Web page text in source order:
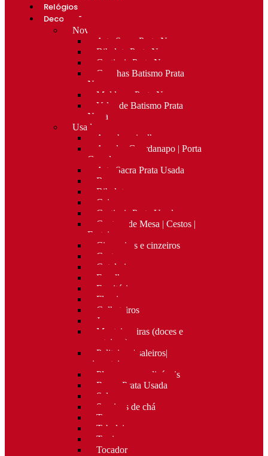
Relógios
Decoração
Novo
Arte Sacra Prata Nova
Bibelots Prata Nova
Castiçais Prata Nova
Conchas Batismo Prata
Nova
Molduras Prata Nova
Velas de Batismo Prata
Nova
Usado
Apanha migalhas
Argolas Guardanapo | Porta
Guardanapos
Arte Sacra Prata Usada
Bar
Bibelots
Caixas
Castiçais Prata Usada
Centros de Mesa | Cestos |
Fruteiras
Cigarreiras e cinzeiros
Costura
Cutelaria
Espelhos
Escritório
Floreiras
Galheteiros
Jarras
Manteigueiras (doces e
manteigas)
Paliteiros | saleiros|
pimenteiros
Placas personalizáveis
Rocas Prata Usada
Salvas
Serviços de chá
Taças
Tabuleiros
Terrinas
Tocador